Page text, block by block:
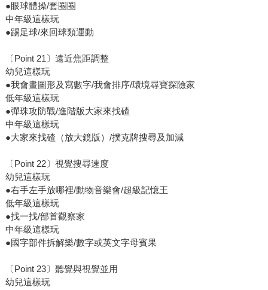
●眼球體操/套圈圈
中年級這樣玩
●踢足球/來回球類運動
〔Point 21〕遠近焦距調整
幼兒這樣玩
●我會畫圖形及寫數字/我會排序/環境尋寶探險家
低年級這樣玩
●彈珠攻防戰/進階版大家來找碴
中年級這樣玩
●大家來找碴（放大鏡版）/撲克牌搜尋及加減
〔Point 22〕視覺搜尋速度
幼兒這樣玩
●右手左手放哪裡/動物音樂會/超級記憶王
低年級這樣玩
●找一找/部首觀察家
中年級這樣玩
●國字部件拆解樂/數字或英文字母賓果
〔Point 23〕聽覺與視覺並用
幼兒這樣玩